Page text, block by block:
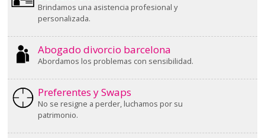
Brindamos una asistencia profesional y
personalizada.
Abogado divorcio barcelona
Abordamos los problemas con sensibilidad.
Preferentes y Swaps
No se resigne a perder, luchamos por su
patrimonio.